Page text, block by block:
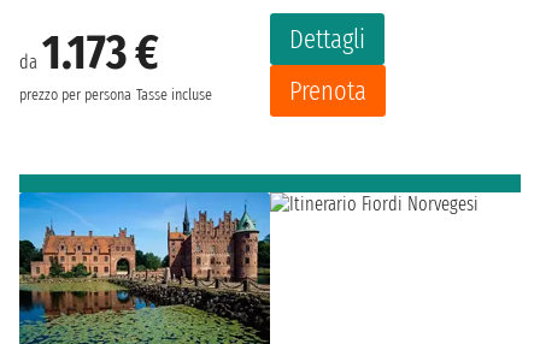
da 1.173 €
prezzo per persona Tasse incluse
Dettagli
Prenota